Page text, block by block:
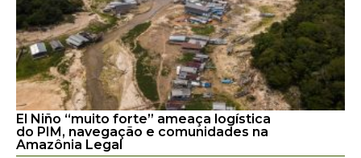
El Niño “muito forte” ameaça logística
do PIM, navegação e comunidades na
Amazônia Legal